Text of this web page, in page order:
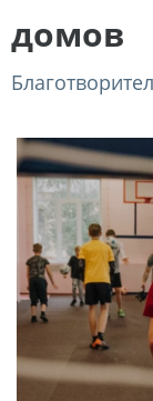
домов